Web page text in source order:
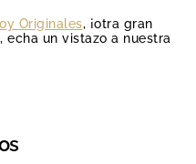
Originales, ¡otra gran
echa un vistazo a nuestra